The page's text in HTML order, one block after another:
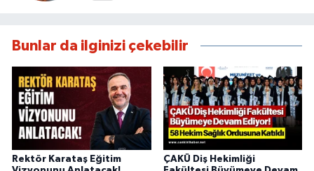
Bunlar da ilginizi çekebilir
Rektör Karataş Eğitim
ÇAKÜ Diş Hekimliği